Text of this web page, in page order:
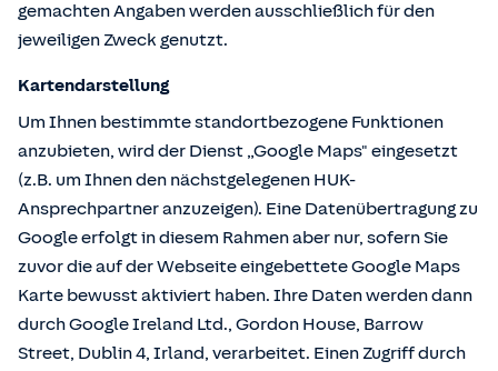
gemachten Angaben werden ausschließlich für den
jeweiligen Zweck genutzt.
Kartendarstellung
Um Ihnen bestimmte standortbezogene Funktionen
anzubieten, wird der Dienst „Google Maps" eingesetzt
(z.B. um Ihnen den nächstgelegenen HUK-
Ansprechpartner anzuzeigen). Eine Datenübertragung zu
Google erfolgt in diesem Rahmen aber nur, sofern Sie
zuvor die auf der Webseite eingebettete Google Maps
Karte bewusst aktiviert haben. Ihre Daten werden dann
durch Google Ireland Ltd., Gordon House, Barrow
Street, Dublin 4, Irland, verarbeitet. Einen Zugriff durch